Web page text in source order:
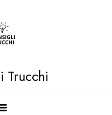
Trucchi